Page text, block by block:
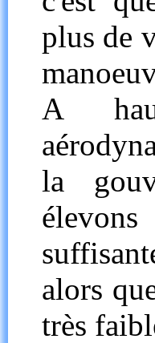
plus de
A
la
alors
très